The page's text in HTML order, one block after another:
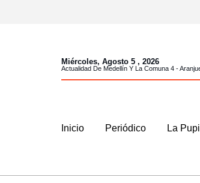
Miércoles, Agosto 5 , 2026
Actualidad De Medellín Y La Comuna 4 -
Inicio Periódico La